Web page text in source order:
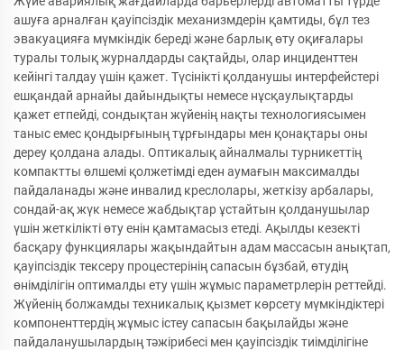
ашуға арналған қауіпсіздік механизмдерін қамтиды, бұл тез
эвакуацияға мүмкіндік береді және барлық өту оқиғалары
туралы толық журналдарды сақтайды, олар инциденттен
кейінгі талдау үшін қажет. Түсінікті қолданушы интерфейстері
ешқандай арнайы дайындықты немесе нұсқаулықтарды
қажет етпейді, сондықтан жүйенің нақты технологиясымен
таныс емес қондырғының тұрғындары мен қонақтары оны
дереу қолдана алады. Оптикалық айналмалы турникеттің
компактты өлшемі қолжетімді еден аумағын максималды
пайдаланады және инвалид креслолары, жеткізу арбалары,
сондай-ақ жүк немесе жабдықтар ұстайтын қолданушылар
үшін жеткілікті өту енін қамтамасыз етеді. Ақылды кезекті
басқару функциялары жақындайтын адам массасын анықтап,
қауіпсіздік тексеру процестерінің сапасын бұзбай, өтудің
өнімділігін оптималды ету үшін жұмыс параметрлерін реттейді.
Жүйенің болжамды техникалық қызмет көрсету мүмкіндіктері
компоненттердің жұмыс істеу сапасын бақылайды және
пайдаланушылардың тәжірибесі мен қауіпсіздік тиімділігіне